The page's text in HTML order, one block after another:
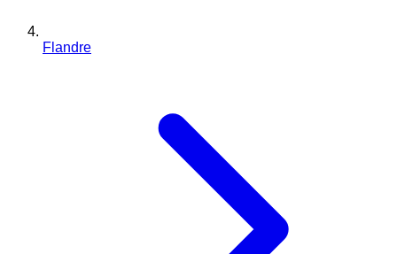
Flandre